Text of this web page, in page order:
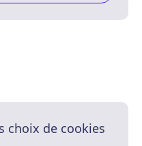
choix de cookies